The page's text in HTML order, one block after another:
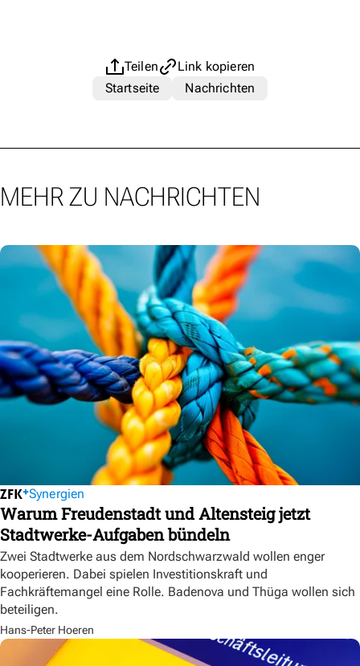
Teilen
Link kopieren
Startseite
Nachrichten
MEHR ZU NACHRICHTEN
Synergien
Warum Freudenstadt und Altensteig jetzt
Stadtwerke-Aufgaben bündeln
Zwei Stadtwerke aus dem Nordschwarzwald wollen enger
kooperieren. Dabei spielen Investitionskraft und
Fachkräftemangel eine Rolle. Badenova und Thüga wollen sich
beteiligen.
Hans-Peter Hoeren